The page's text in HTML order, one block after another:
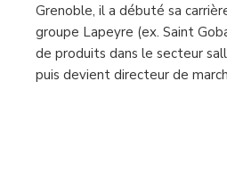
Grenoble, il a débuté sa
groupe Lapeyre (ex. Saint
de produits dans le secteur
puis devient directeur de